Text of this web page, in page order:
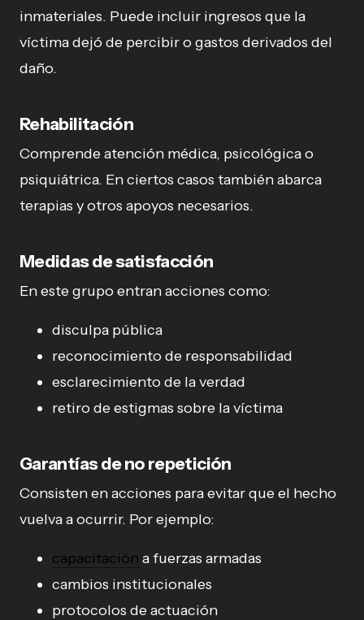
inmateriales. Puede incluir ingresos que la
víctima dejó de percibir o gastos derivados del
daño.
Rehabilitación
Comprende atención médica, psicológica o
psiquiátrica. En ciertos casos también abarca
terapias y otros apoyos necesarios.
Medidas de satisfacción
En este grupo entran acciones como:
disculpa pública
reconocimiento de responsabilidad
esclarecimiento de la verdad
retiro de estigmas sobre la víctima
Garantías de no repetición
Consisten en acciones para evitar que el hecho
vuelva a ocurrir. Por ejemplo:
capacitación a fuerzas armadas
cambios institucionales
protocolos de actuación